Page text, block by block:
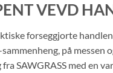
VEVD
forseggjorte
på
SAWGRASS med en